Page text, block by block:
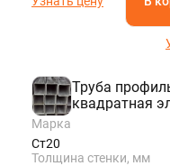
Труба
квадратная
Марка
Ст20
Толщина стенки, мм